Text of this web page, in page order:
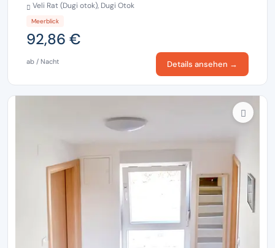
Veli Rat (Dugi otok), Dugi Otok
Meerblick
92,86 €
ab / Nacht Details ansehen →